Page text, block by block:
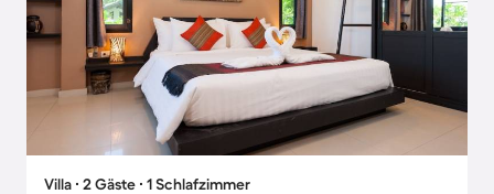
Villa ∙ 2 Gäste ∙ 1 Schlafzimmer